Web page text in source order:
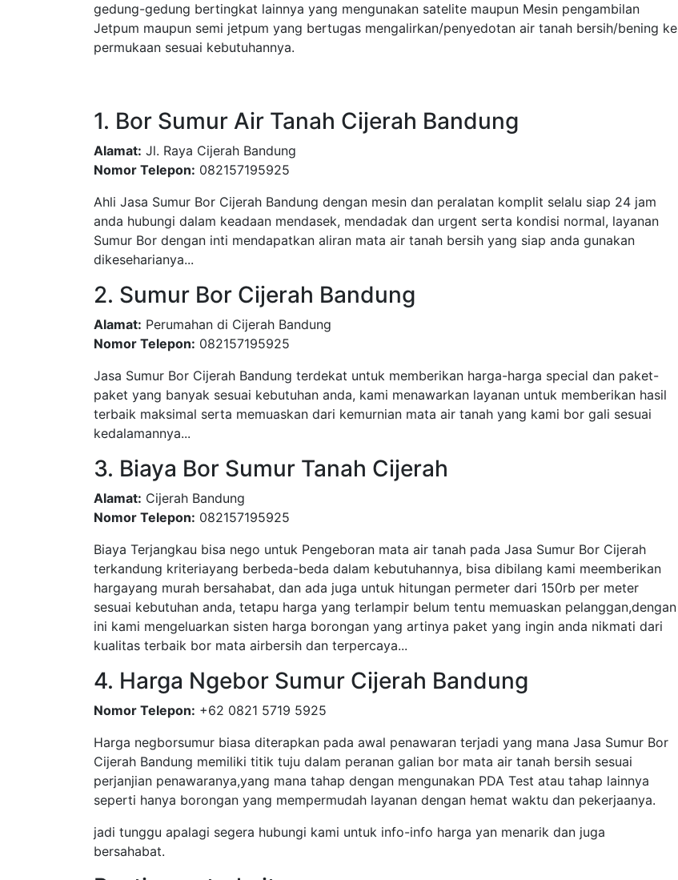
gedung-gedung bertingkat lainnya yang mengunakan satelite maupun Mesin pengambilan
Jetpum maupun semi jetpum yang bertugas mengalirkan/penyedotan air tanah bersih/bening ke
permukaan sesuai kebutuhannya.
1. Bor Sumur Air Tanah Cijerah Bandung
Alamat: Jl. Raya Cijerah Bandung
Nomor Telepon: 082157195925
Ahli Jasa Sumur Bor Cijerah Bandung dengan mesin dan peralatan komplit selalu siap 24 jam
anda hubungi dalam keadaan mendasek, mendadak dan urgent serta kondisi normal, layanan
Sumur Bor dengan inti mendapatkan aliran mata air tanah bersih yang siap anda gunakan
dikeseharianya...
2. Sumur Bor Cijerah Bandung
Alamat: Perumahan di Cijerah Bandung
Nomor Telepon: 082157195925
Jasa Sumur Bor Cijerah Bandung terdekat untuk memberikan harga-harga special dan paket-
paket yang banyak sesuai kebutuhan anda, kami menawarkan layanan untuk memberikan hasil
terbaik maksimal serta memuaskan dari kemurnian mata air tanah yang kami bor gali sesuai
kedalamannya...
3. Biaya Bor Sumur Tanah Cijerah
Alamat: Cijerah Bandung
Nomor Telepon: 082157195925
Biaya Terjangkau bisa nego untuk Pengeboran mata air tanah pada Jasa Sumur Bor Cijerah
terkandung kriteriayang berbeda-beda dalam kebutuhannya, bisa dibilang kami meemberikan
hargayang murah bersahabat, dan ada juga untuk hitungan permeter dari 150rb per meter
sesuai kebutuhan anda, tetapu harga yang terlampir belum tentu memuaskan pelanggan,dengan
ini kami mengeluarkan sisten harga borongan yang artinya paket yang ingin anda nikmati dari
kualitas terbaik bor mata airbersih dan terpercaya...
4. Harga Ngebor Sumur Cijerah Bandung
Nomor Telepon: +62 0821 5719 5925
Harga negborsumur biasa diterapkan pada awal penawaran terjadi yang mana Jasa Sumur Bor
Cijerah Bandung memiliki titik tuju dalam peranan galian bor mata air tanah bersih sesuai
perjanjian penawaranya,yang mana tahap dengan mengunakan PDA Test atau tahap lainnya
seperti hanya borongan yang mempermudah layanan dengan hemat waktu dan pekerjaanya.
jadi tunggu apalagi segera hubungi kami untuk info-info harga yan menarik dan juga
bersahabat.